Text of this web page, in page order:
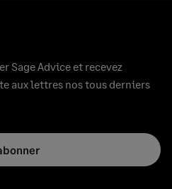
Sage Advice et recevez
aux lettres nos tous derniers